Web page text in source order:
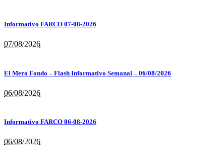
Informativo FARCO 07-08-2026
07/08/2026
El Mero Fondo – Flash Informativo Semanal – 06/08/2026
06/08/2026
Informativo FARCO 06-08-2026
06/08/2026